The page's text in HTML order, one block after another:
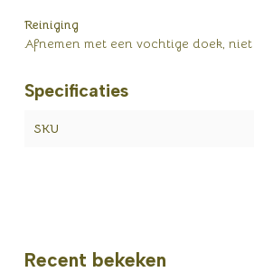
Reiniging
Afnemen met een vochtige doek,
Specificaties
SKU
Recent bekeken